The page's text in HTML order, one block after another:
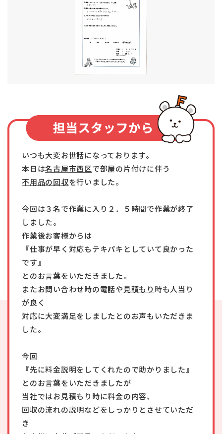
いつも大変お世話になっております。
本日は名古屋市西区で部屋の片付けに伴う
不用品の回収を行いました。
今回は３名で作業に入り２．５時間で作業が終了
しました。
作業後お客様からは
『仕事が早く対応もテキパキとしていて良かった
です』
とのお言葉をいただきました。
またお問い合わせ時の電話や見積もり 時も人当り
が良く
対応に大変満足をしましたとのお声もいただきま
した。
今回
『先に料金説明をしてくれたので助かりました』
とのお言葉をいただきましたが
当社ではお見積もり時に料金の内容、
回収の流れの説明などをしっかりとさせていただ
き